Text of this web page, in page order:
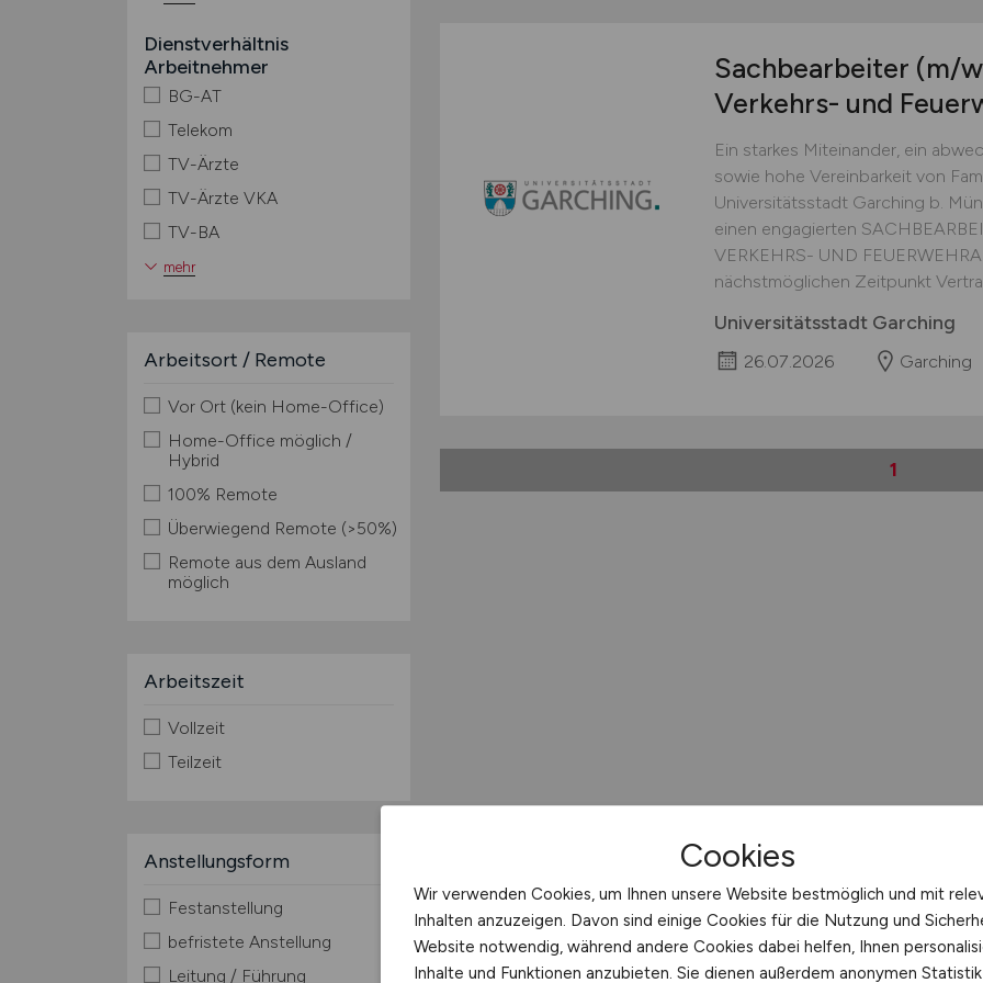
Dienstverhältnis
Arbeitnehmer
BG-AT
Telekom
TV-Ärzte
TV-Ärzte VKA
TV-BA
mehr
Arbeitsort / Remote
Vor Ort (kein Home-Office)
Home-Office möglich /
Hybrid
100% Remote
Überwiegend Remote (>50%)
Remote aus dem Ausland
möglich
Arbeitszeit
Vollzeit
Teilzeit
Anstellungsform
Festanstellung
befristete Anstellung
Leitung / Führung
Sachbearbeiter (m/
Verkehrs- und
Ein starkes Miteinander, ein
sowie hohe Vereinbarkeit von
Universitätsstadt Garching b.
einen engagierten
VERKEHRS- UND
nächstmöglichen Zeitpunkt
Universitätsstadt Garching
26.07.2026 Garching
1
Cookies
Wir verwenden Cookies, um Ihnen unsere Website bestmöglich und mit
Inhalten anzuzeigen. Davon sind einige Cookies für die Nutzung und
Website notwendig, während andere Cookies dabei helfen, Ihnen
Inhalte und Funktionen anzubieten. Sie dienen außerdem anonymen